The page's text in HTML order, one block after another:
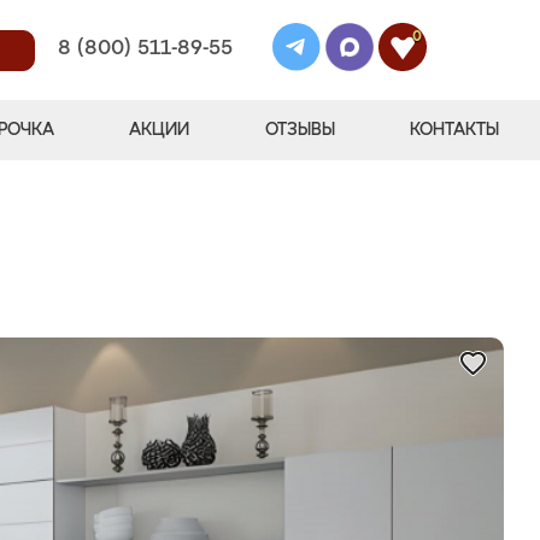
8 (800) 511-89-55
0
АКЦИИ ОТЗЫВЫ КОНТАКТЫ